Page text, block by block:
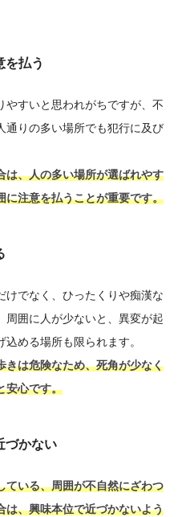
を払う
やすいと思われがちですが、不
通りの多い場所でも犯行に及び
は、人の多い場所が選ばれやす
に注意を払うことが重要です。
けでなく、ひったくりや痴漢な
周囲に人が少ないと、異変が起
める場所も限られます。
きは危険なため、死角が少なく
安心です。
づかない
ている、周囲が不自然にざわつ
は、興味本位で近づかないよう